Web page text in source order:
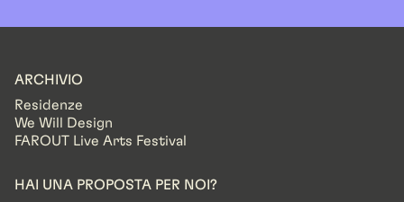
ARCHIVIO
Residenze
We Will Design
FAROUT Live Arts Festival
HAI UNA PROPOSTA PER NOI?